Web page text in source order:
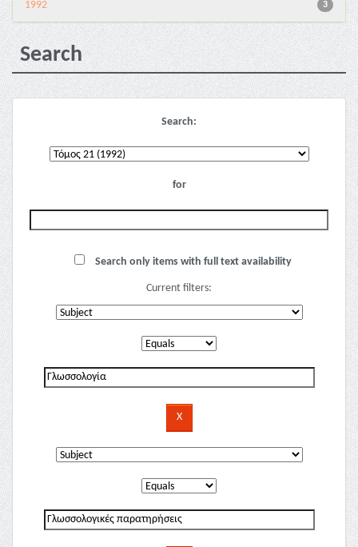
3
1992
Search
Search:
for
Search only items with full text availability
Current filters: